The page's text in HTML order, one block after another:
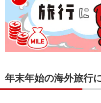
年末年始の海外旅行